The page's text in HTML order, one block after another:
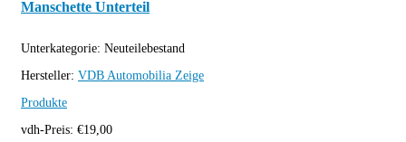
Manschette Unterteil
Unterkategorie: Neuteilebestand
Hersteller: VDB Automobilia Zeige
Produkte
vdh-Preis: €19,00